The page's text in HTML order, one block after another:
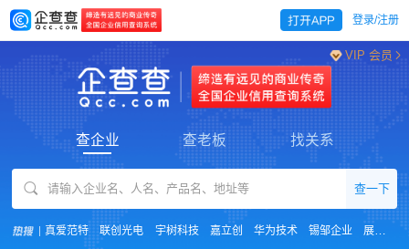
登录/注册
VIP 会员
查企业 查老板 找关系
查一下
真爱范特 联创光电 宇树科技 嘉立创 华为技术 锡邹企业 展芯股份